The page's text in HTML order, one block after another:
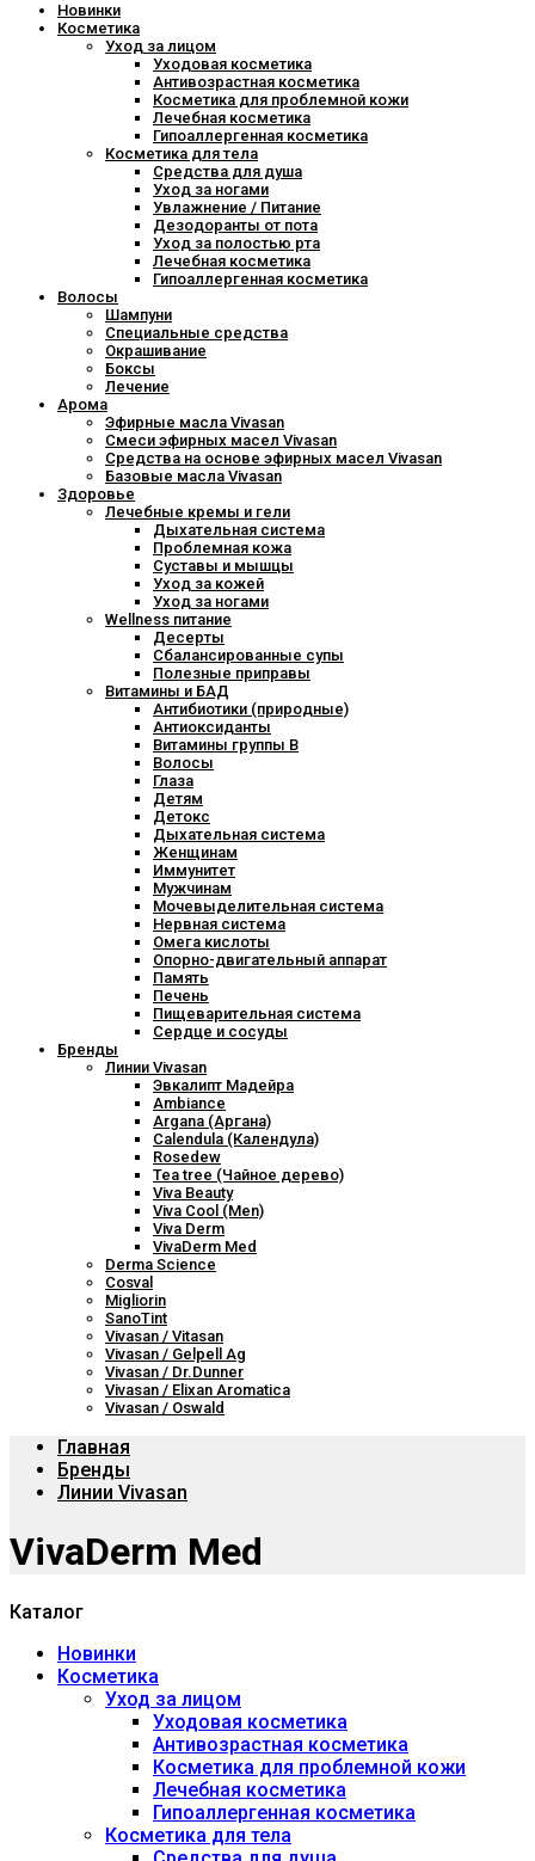
Новинки
Косметика
Уход за лицом
Уходовая косметика
Антивозрастная косметика
Косметика для проблемной кожи
Лечебная косметика
Гипоаллергенная косметика
Косметика для тела
Средства для душа
Уход за ногами
Увлажнение / Питание
Дезодоранты от пота
Уход за полостью рта
Лечебная косметика
Гипоаллергенная косметика
Волосы
Шампуни
Специальные средства
Окрашивание
Боксы
Лечение
Арома
Эфирные масла Vivasan
Смеси эфирных масел Vivasan
Средства на основе эфирных масел Vivasan
Базовые масла Vivasan
Здоровье
Лечебные кремы и гели
Дыхательная система
Проблемная кожа
Суставы и мышцы
Уход за кожей
Уход за ногами
Wellness питание
Десерты
Сбалансированные супы
Полезные приправы
Витамины и БАД
Антибиотики (природные)
Антиоксиданты
Витамины группы В
Волосы
Глаза
Детям
Детокс
Дыхательная система
Женщинам
Иммунитет
Мужчинам
Мочевыделительная система
Нервная система
Омега кислоты
Опорно-двигательный аппарат
Память
Печень
Пищеварительная система
Сердце и сосуды
Бренды
Линии Vivasan
Эвкалипт Мадейра
Ambiance
Argana (Аргана)
Calendula (Календула)
Rosedew
Tea tree (Чайное дерево)
Viva Beauty
Viva Cool (Men)
Viva Derm
VivaDerm Med
Derma Science
Cosval
Migliorin
SanoTint
Vivasan / Vitasan
Vivasan / Gelpell Ag
Vivasan / Dr.Dunner
Vivasan / Elixan Aromatica
Vivasan / Oswald
Главная
Бренды
Линии Vivasan
VivaDerm Med
Каталог
Новинки
Косметика
Уход за лицом
Уходовая косметика
Антивозрастная косметика
Косметика для проблемной кожи
Лечебная косметика
Гипоаллергенная косметика
Косметика для тела